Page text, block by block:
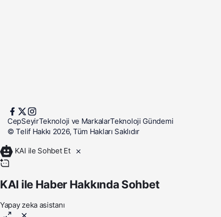
CepSeyirTeknoloji ve MarkalarTeknoloji Gündemi
© Telif Hakkı 2026, Tüm Hakları Saklıdır
KAI ile Sohbet Et
KAI ile Haber Hakkında Sohbet
Yapay zeka asistanı